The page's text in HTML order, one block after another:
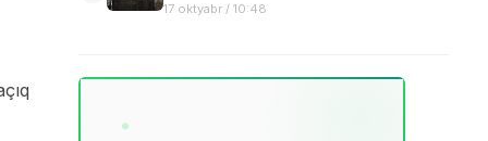
17 oktyabr / 10:48